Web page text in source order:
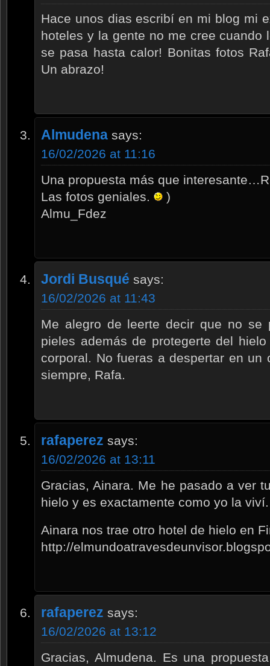
Hace unos dias escribí en mi blog mi
hoteles y la gente no me cree cuando
se pasa hasta calor! Bonitas fotos
Un abrazo!
Almudena says:
16/02/2026 at 11:16
Una propuesta más que
Las fotos geniales.
)
Almu_Fdez
Jordi Busqué says:
16/02/2026 at 11:43
Me alegro de leerte decir que no se
pieles además de protegerte del
corporal. No fueras a despertar en un
siempre, Rafa.
rafaperez says:
16/02/2026 at 13:11
Gracias, Ainara. Me he pasado a ver
hielo y es exactamente como yo la viví.
Ainara nos trae otro hotel de hielo en
http://
rafaperez says:
16/02/2026 at 13:12
Gracias, Almudena. Es una